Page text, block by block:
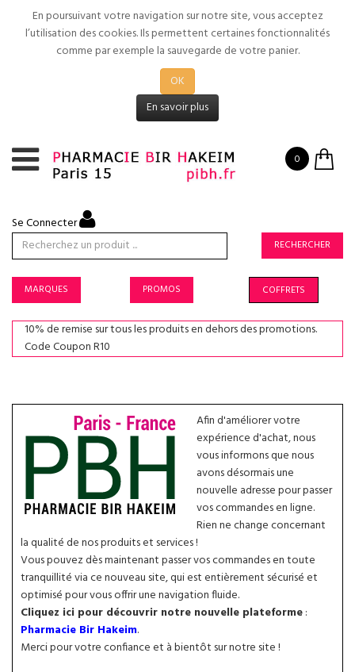
En poursuivant votre navigation sur notre site, vous acceptez
l’utilisation des cookies. Ils permettent certaines fonctionnalités
comme par exemple la sauvegarde de votre panier.
OK
En savoir plus
0
Se Connecter
RECHERCHER
MARQUES PROMOS COFFRETS
10% de remise sur tous les produits en dehors des promotions.
Code Coupon R10
Afin d'améliorer votre
expérience d'achat, nous
vous informons que nous
avons désormais une
nouvelle adresse pour passer
vos commandes en ligne.
Rien ne change concernant
la qualité de nos produits et services !
Vous pouvez dès maintenant passer vos commandes en toute
tranquillité via ce nouveau site, qui est entièrement sécurisé et
optimisé pour vous offrir une navigation fluide.
Cliquez ici pour découvrir notre nouvelle plateforme:
Pharmacie Bir Hakeim.
Merci pour votre confiance et à bientôt sur notre site !